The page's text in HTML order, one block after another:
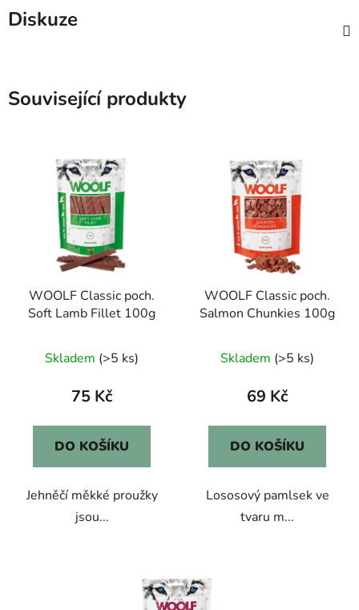
Diskuze
Související produkty
WOOLF Classic poch.
Soft Lamb Fillet 100g
Skladem (>5 ks)
75 Kč
DO KOŠÍKU
Jehněčí měkké proužky
jsou...
WOOLF Classic poch.
Salmon Chunkies 100g
Skladem (>5 ks)
69 Kč
DO KOŠÍKU
Lososový pamlsek ve
tvaru m...